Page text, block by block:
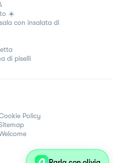
☀️
con insalata di
di piselli
Policy